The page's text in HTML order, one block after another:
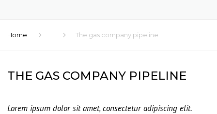
Home The gas company pipeline
THE GAS COMPANY PIPELINE
Lorem ipsum dolor sit amet, consectetur adipiscing elit.